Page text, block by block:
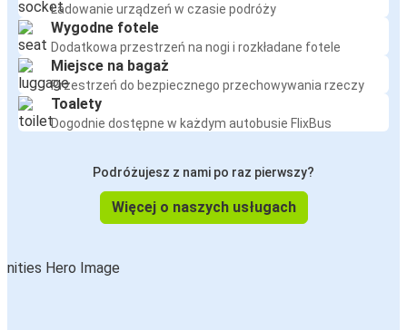
Ładowanie urządzeń w czasie podróży
Wygodne fotele
Dodatkowa przestrzeń na nogi i rozkładane fotele
Miejsce na bagaż
Przestrzeń do bezpiecznego przechowywania rzeczy
Toalety
Dogodnie dostępne w każdym autobusie FlixBus
Podróżujesz z nami po raz pierwszy?
Więcej o naszych usługach